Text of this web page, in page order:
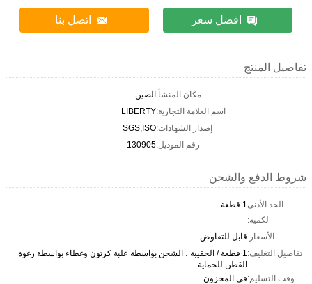
افضل سعر اتصل بنا
تفاصيل المنتج
مكان المنشأ:الصين
اسم العلامة التجارية:LIBERTY
إصدار الشهادات:SGS,ISO
رقم الموديل:130905-
شروط الدفع والشحن
الحد الأدنى
لكمية:
1 قطعة
الأسعار:قابل للتفاوض
تفاصيل التغليف:
1 قطعة / الحقيبة ، الشحن بواسطة علبة كرتون وغطاء بواسطة رغوة
القطن للحماية.
وقت التسليم:في المخزون